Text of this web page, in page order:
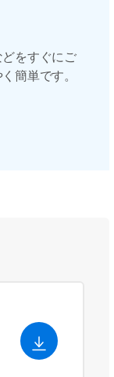
をすぐにご
簡単です。